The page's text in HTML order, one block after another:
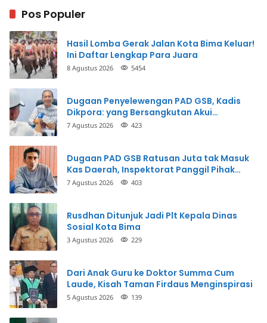
Pos Populer
Hasil Lomba Gerak Jalan Kota Bima Keluar!
Ini Daftar Lengkap Para Juara
8 Agustus 2026 5454
Dugaan Penyelewengan PAD GSB, Kadis
Dikpora: yang Bersangkutan Akui
Perbuatannya dan Siap Mengembalikan
7 Agustus 2026 423
Dugaan PAD GSB Ratusan Juta tak Masuk
Kas Daerah, Inspektorat Panggil Pihak
Terkait
7 Agustus 2026 403
Rusdhan Ditunjuk Jadi Plt Kepala Dinas
Sosial Kota Bima
3 Agustus 2026 229
Dari Anak Guru ke Doktor Summa Cum
Laude, Kisah Taman Firdaus Menginspirasi
5 Agustus 2026 139